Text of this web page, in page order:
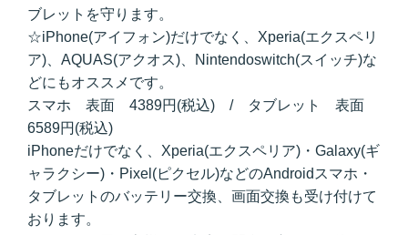
ブレットを守ります。
☆iPhone(アイフォン)だけでなく、Xperia(エクスペリ
ア)、AQUAS(アクオス)、Nintendoswitch(スイッチ)な
どにもオススメです。
スマホ 表面 4389円(税込) / タブレット 表面
6589円(税込)
iPhoneだけでなく、Xperia(エクスペリア)・Galaxy(ギ
ャラクシー)・Pixel(ピクセル)などのAndroidスマホ・
タブレットのバッテリー交換、画面交換も受け付けて
おります。